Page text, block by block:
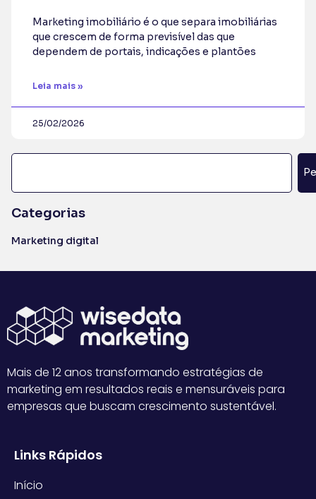
Marketing imobiliário é o que separa imobiliárias
que crescem de forma previsível das que
dependem de portais, indicações e plantões
Leia mais »
25/02/2026
Categorias
Marketing digital
Mais de 12 anos transformando estratégias de
marketing em resultados reais e mensuráveis para
empresas que buscam crescimento sustentável.
Links Rápidos
Início